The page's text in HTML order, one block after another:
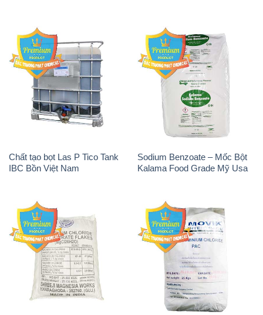
Chất tạo bọt Las P Tico Tank
IBC Bồn Việt Nam
Sodium Benzoate – Mốc Bột
Kalama Food Grade Mỹ Usa